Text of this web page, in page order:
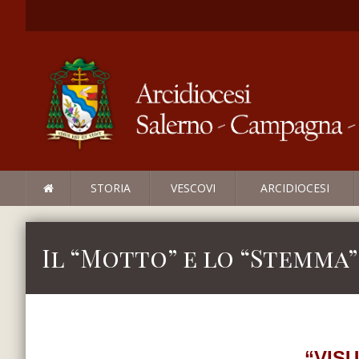
STORIA VESCOVI ARCIDIOCESI
Il “Motto” e lo “Stemma”